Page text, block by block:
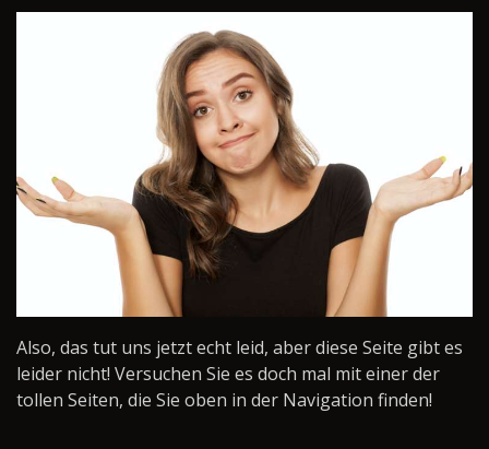
Also, das tut uns jetzt echt leid, aber diese Seite gibt es
leider nicht! Versuchen Sie es doch mal mit einer der
tollen Seiten, die Sie oben in der Navigation finden!